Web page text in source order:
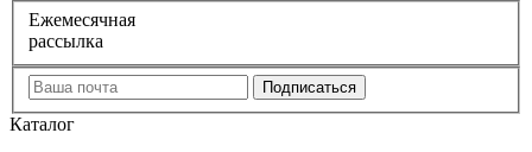
Ежемесячная
рассылка
Каталог